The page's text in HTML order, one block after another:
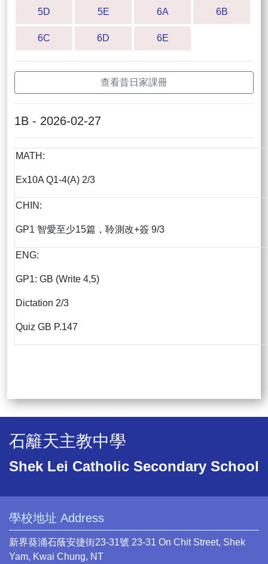
5D 5E 6A 6B
6C 6D 6E
查看昔日家課冊
1B - 2026-02-27
MATH:
Ex10A Q1-4(A) 2/3
CHIN:
GP1 智愛至少15篇，聆測改+簽 9/3
ENG:
GP1: GB (Write 4,5)
Dictation 2/3
Quiz GB P.147
石籬天主教中學
Shek Lei Catholic Secondary School
學校地址 Address
新界葵涌石蔭安捷街23-31號 23-31 On Chit Street, Shek
Yam, Kwai Chung, NT